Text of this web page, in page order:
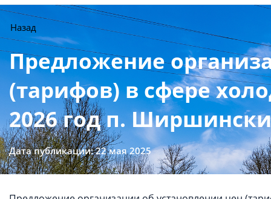
Назад
Предложение
(тарифов) в сфере
2026 год п.
Дата публикации: 22 мая 2025